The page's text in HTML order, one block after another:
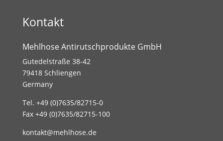
Kontakt
Mehlhose Antirutschprodukte GmbH
Gutedelstraße 38-42
79418 Schliengen
Germany
Tel. +49 (0)7635/82715-0
Fax +49 (0)7635/82715-100
kontakt@mehlhose.de